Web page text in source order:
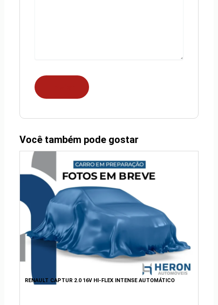
Você também pode gostar
RENAULT CAPTUR 2.0 16V HI-FLEX INTENSE AUTOMÁTICO